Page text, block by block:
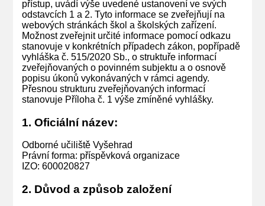
přístup, uvádí výše uvedené ustanovení ve svých
odstavcích 1 a 2. Tyto informace se zveřejňují na
webových stránkách škol a školských zařízení.
Možnost zveřejnit určité informace pomocí odkazu
stanovuje v konkrétních případech zákon, popřípadě
vyhláška č. 515/2020 Sb., o struktuře informací
zveřejňovaných o povinném subjektu a o osnově
popisu úkonů vykonávaných v rámci agendy.
Přesnou strukturu zveřejňovaných informací
stanovuje Příloha č. 1 výše zmíněné vyhlášky.
1. Oficiální název:
Odborné učiliště Vyšehrad
Právní forma: příspěvková organizace
IZO: 600020827
2. Důvod a způsob založení